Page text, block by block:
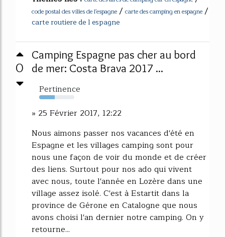
code postal des villes de l'espagne / carte des camping en espagne /
carte routiere de l espagne
0
Camping Espagne pas cher au bord
de mer: Costa Brava 2017 ...
Pertinence
44%
» 25 Février 2017, 12:22
Nous aimons passer nos vacances d'été en
Espagne et les villages camping sont pour
nous une façon de voir du monde et de créer
des liens. Surtout pour nos ado qui vivent
avec nous, toute l'année en Lozère dans une
village assez isolé. C'est à Estartit dans la
province de Gérone en Catalogne que nous
avons choisi l'an dernier notre camping. On y
retourne...